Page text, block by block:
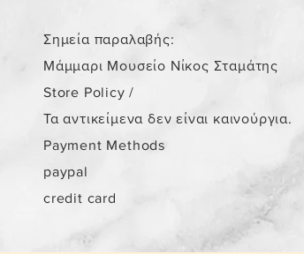
Σημεία παραλαβής:
Μάμμαρι Μουσείο Νίκος Σταμάτης
Store Policy/
Τα αντικείμενα δεν είναι καινούργια.
Payment Methods
paypal
credit card